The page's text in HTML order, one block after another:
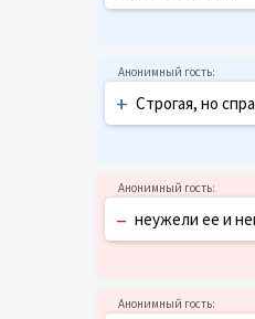
+ Строгая, но
– неужели ее и